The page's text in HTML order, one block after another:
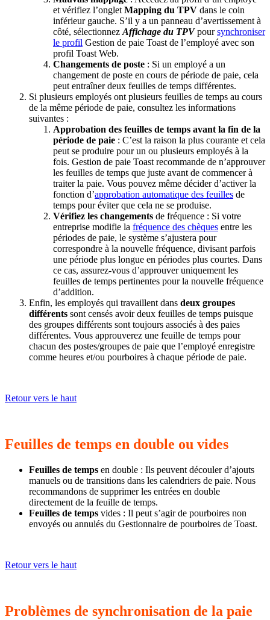
et vérifiez l’onglet Mapping du TPV dans le coin
inférieur gauche. S’il y a un panneau d’avertissement à
côté, sélectionnez Affichage du TPVpoursynchroniser
le profil Gestion de paie Toast de l’employé avec son
profil Toast Web.
Changements de poste : Si un employé a un
changement de poste en cours de période de paie, cela
peut entraîner deux feuilles de temps différentes.
Si plusieurs employés ont plusieurs feuilles de temps au cours
de la même période de paie, consultez les informations
suivantes :
Approbation des feuilles de temps avant la fin de la
période de paie : C’est la raison la plus courante et cela
peut se produire pour un ou plusieurs employés à la
fois. Gestion de paie Toast recommande de n’approuver
les feuilles de temps que juste avant de commencer à
traiter la paie. Vous pouvez même décider d’activer la
fonction d’approbation automatique des feuilles de
temps pour éviter que cela ne se produise.
Vérifiez les changements de fréquence : Si votre
entreprise modifie la fréquence des chèques entre les
périodes de paie, le système s’ajustera pour
correspondre à la nouvelle fréquence, divisant parfois
une période plus longue en périodes plus courtes. Dans
ce cas, assurez-vous d’approuver uniquement les
feuilles de temps pertinentes pour la nouvelle fréquence
d’addition.
Enfin, les employés qui travaillent dans deux groupes
différents sont censés avoir deux feuilles de temps puisque
des groupes différents sont toujours associés à des paies
différentes. Vous approuverez une feuille de temps pour
chacun des postes/groupes de paie que l’employé enregistre
comme heures et/ou pourboires à chaque période de paie.
Retour vers le haut
Feuilles de temps en double ou vides
Feuilles de temps en double : Ils peuvent découler d’ajouts
manuels ou de transitions dans les calendriers de paie. Nous
recommandons de supprimer les entrées en double
directement de la feuille de temps.
Feuilles de temps vides : Il peut s’agir de pourboires non
envoyés ou annulés du Gestionnaire de pourboires de Toast.
Retour vers le haut
Problèmes de synchronisation de la paie